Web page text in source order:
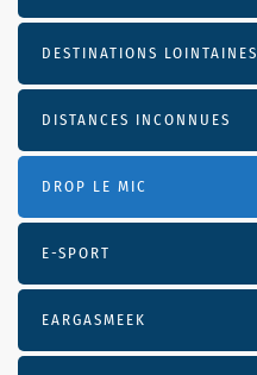
DESTINATIONS LOINTAINES
DISTANCES INCONNUES
DROP LE MIC
E-SPORT
EARGASMEEK